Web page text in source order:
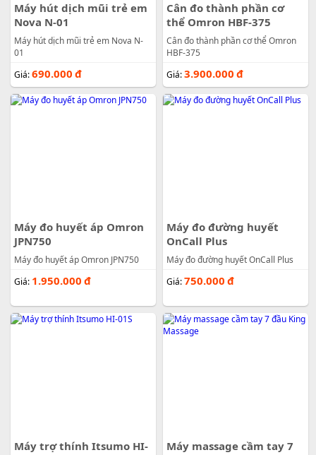
Máy hút dịch mũi trẻ em
Nova N-01
Máy hút dịch mũi trẻ em Nova N-
01
Giá:690.000 đ
Cân đo thành phần cơ
thể Omron HBF-375
Cân đo thành phần cơ thể Omron
HBF-375
Giá:3.900.000 đ
Máy đo huyết áp Omron
JPN750
Máy đo huyết áp Omron JPN750
Giá: 1.950.000 đ
Máy đo đường huyết
OnCall Plus
Máy đo đường huyết OnCall Plus
Giá:750.000 đ
Máy trợ thính Itsumo HI-
Máy massage cầm tay 7